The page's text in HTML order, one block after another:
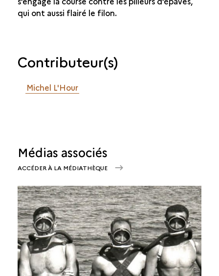
qui ont aussi flairé le filon.
Contributeur(s)
Michel L'Hour
Médias associés
ACCÉDER À LA MÉDIATHÈQUE